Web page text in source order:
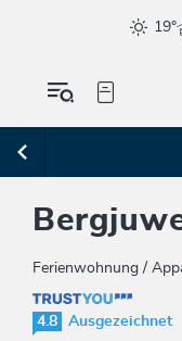
19°
Ferienwohnung /
4.8 Ausgezeichnet